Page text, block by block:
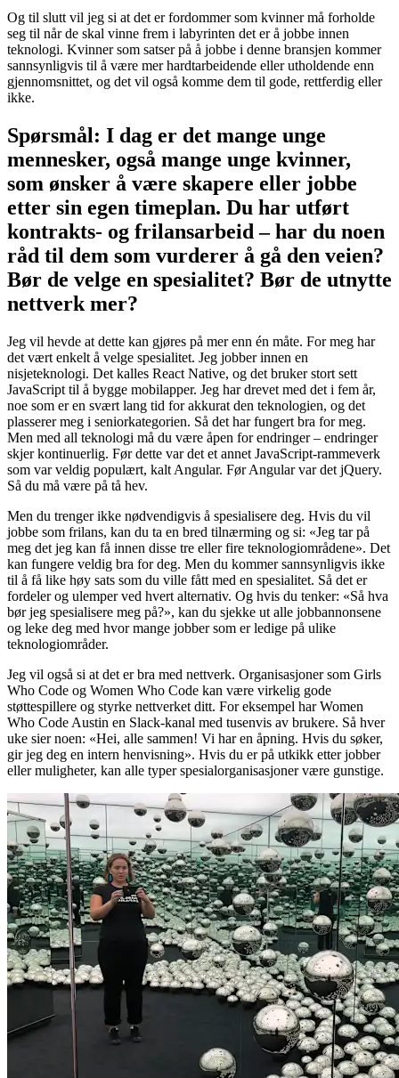
Og til slutt vil jeg si at det er fordommer som kvinner må forholde
seg til når de skal vinne frem i labyrinten det er å jobbe innen
teknologi. Kvinner som satser på å jobbe i denne bransjen kommer
sannsynligvis til å være mer hardtarbeidende eller utholdende enn
gjennomsnittet, og det vil også komme dem til gode, rettferdig eller
ikke.
Spørsmål: I dag er det mange unge
mennesker, også mange unge kvinner,
som ønsker å være skapere eller jobbe
etter sin egen timeplan. Du har utført
kontrakts- og frilansarbeid – har du noen
råd til dem som vurderer å gå den veien?
Bør de velge en spesialitet? Bør de utnytte
nettverk mer?
Jeg vil hevde at dette kan gjøres på mer enn én måte. For meg har
det vært enkelt å velge spesialitet. Jeg jobber innen en
nisjeteknologi. Det kalles React Native, og det bruker stort sett
JavaScript til å bygge mobilapper. Jeg har drevet med det i fem år,
noe som er en svært lang tid for akkurat den teknologien, og det
plasserer meg i seniorkategorien. Så det har fungert bra for meg.
Men med all teknologi må du være åpen for endringer – endringer
skjer kontinuerlig. Før dette var det et annet JavaScript-rammeverk
som var veldig populært, kalt Angular. Før Angular var det jQuery.
Så du må være på tå hev.
Men du trenger ikke nødvendigvis å spesialisere deg. Hvis du vil
jobbe som frilans, kan du ta en bred tilnærming og si: «Jeg tar på
meg det jeg kan få innen disse tre eller fire teknologiområdene». Det
kan fungere veldig bra for deg. Men du kommer sannsynligvis ikke
til å få like høy sats som du ville fått med en spesialitet. Så det er
fordeler og ulemper ved hvert alternativ. Og hvis du tenker: «Så hva
bør jeg spesialisere meg på?», kan du sjekke ut alle jobbannonsene
og leke deg med hvor mange jobber som er ledige på ulike
teknologiområder.
Jeg vil også si at det er bra med nettverk. Organisasjoner som Girls
Who Code og Women Who Code kan være virkelig gode
støttespillere og styrke nettverket ditt. For eksempel har Women
Who Code Austin en Slack-kanal med tusenvis av brukere. Så hver
uke sier noen: «Hei, alle sammen! Vi har en åpning. Hvis du søker,
gir jeg deg en intern henvisning». Hvis du er på utkikk etter jobber
eller muligheter, kan alle typer spesialorganisasjoner være gunstige.